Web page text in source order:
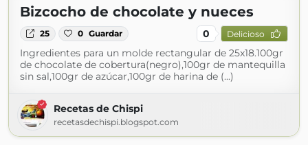
Bizcocho de chocolate y nueces
25 0 Guardar 0 Delicioso
Ingredientes para un molde rectangular de 25x18.100gr
de chocolate de cobertura(negro),100gr de mantequilla
sin sal,100gr de azúcar,100gr de harina de (...)
Recetas de Chispi
recetasdechispi.blogspot.com